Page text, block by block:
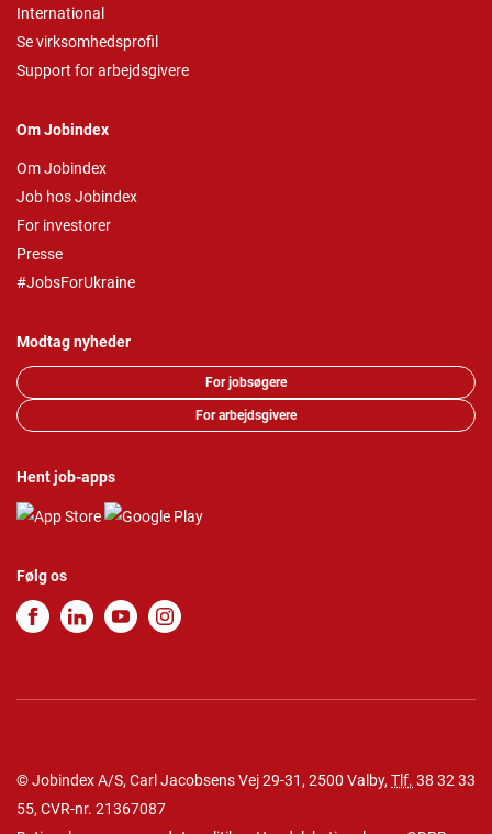
International
Se virksomhedsprofil
Support for arbejdsgivere
Om Jobindex
Om Jobindex
Job hos Jobindex
For investorer
Presse
#JobsForUkraine
Modtag nyheder
For jobsøgere
For arbejdsgivere
Hent job-apps
Følg os
© Jobindex A/S, Carl Jacobsens Vej 29-31, 2500 Valby, Tlf. 38 32 33
55, CVR-nr. 21367087